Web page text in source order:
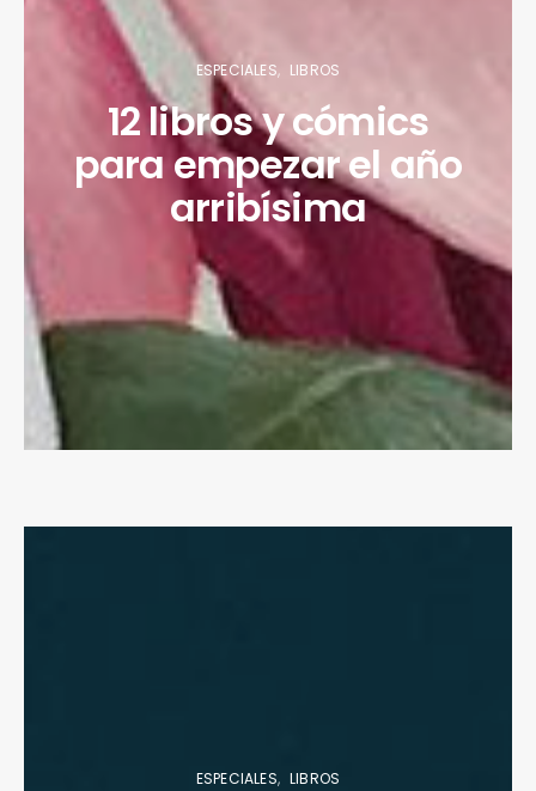
ESPECIALES LIBROS
12 libros y cómics
para empezar el año
arribísima
ESPECIALES LIBROS